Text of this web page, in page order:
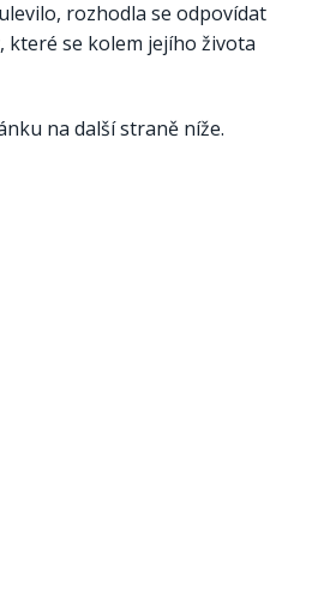
rozhodla se odpovídat
se kolem jejího života
na další straně níže.